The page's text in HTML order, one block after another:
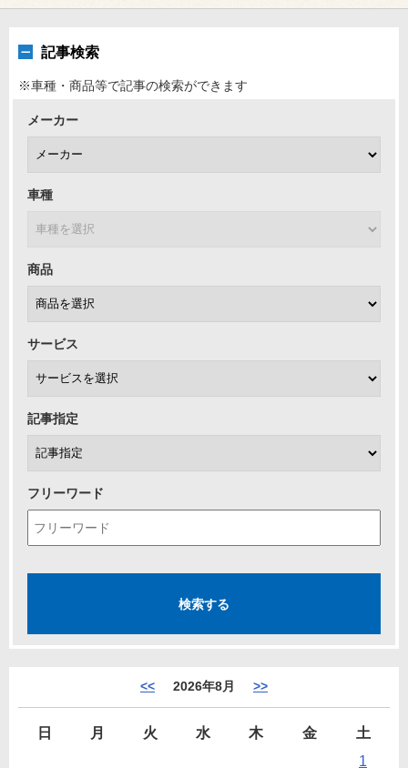
記事検索
※車種・商品等で記事の検索ができます
メーカー
車種
商品
サービス
記事指定
フリーワード
<< 2026年8月 >>
日 月 火 水 木 金
土
1